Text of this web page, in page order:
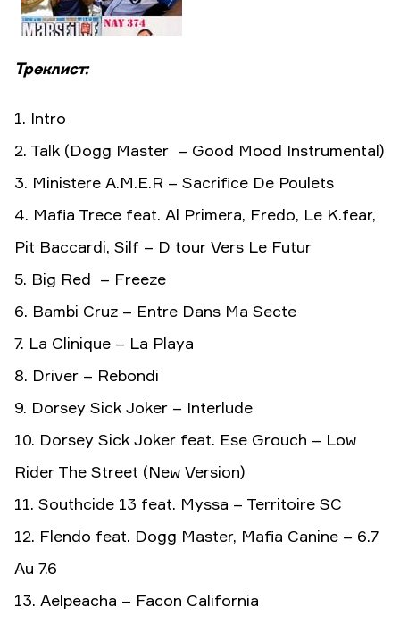
Треклист:
1. Intro
2. Talk (Dogg Master – Good Mood Instrumental)
3. Ministere A.M.E.R – Sacrifice De Poulets
4. Mafia Trece feat. Al Primera, Fredo, Le K.fear,
Pit Baccardi, Silf – D tour Vers Le Futur
5. Big Red – Freeze
6. Bambi Cruz – Entre Dans Ma Secte
7. La Clinique – La Playa
8. Driver – Rebondi
9. Dorsey Sick Joker – Interlude
10. Dorsey Sick Joker feat. Ese Grouch – Low
Rider The Street (New Version)
11. Southcide 13 feat. Myssa – Territoire SC
12. Flendo feat. Dogg Master, Mafia Canine – 6.7
Au 7.6
13. Aelpeacha – Facon California